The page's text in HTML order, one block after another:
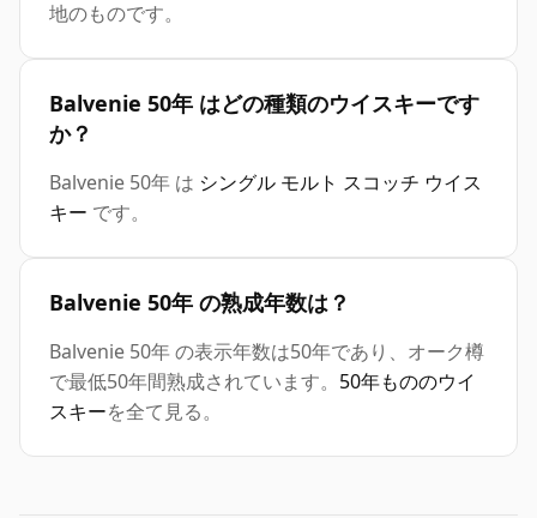
地のものです。
Balvenie 50年 はどの種類のウイスキーです
か？
Balvenie 50年 は シングル モルト スコッチ ウイス
キー です。
Balvenie 50年 の熟成年数は？
Balvenie 50年 の表示年数は50年であり、オーク樽
で最低50年間熟成されています。 50年もののウイ
スキーを全て見る。